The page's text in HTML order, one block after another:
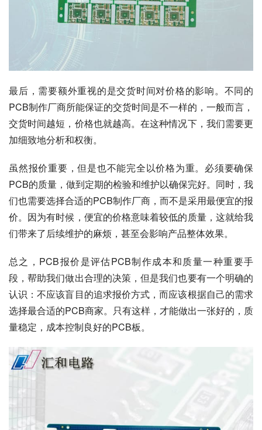
最后，需要额外重视的是交货时间对价格的影响。不同的
PCB制作厂商所能保证的交货时间是不一样的，一般而言，
交货时间越短，价格也就越高。在这种情况下，我们需要更
加细致地分析和权衡。
虽然报价重要，但是也不能完全以价格为重。必须要确保
PCB的质量，做到定期的检验和维护以确保完好。同时，我
们也需要选择合适的PCB制作厂商，而不是采用最便宜的报
价。因为有时候，便宜的价格意味着较低的质量，这就给我
们带来了后续维护的麻烦，甚至会影响产品整体效果。
总之，PCB报价是评估PCB制作成本和质量一种重要手
段，帮助我们做出合理的决策，但是我们也要有一个明确的
认识：不应该盲目的追求报价方式，而应该根据自己的需求
选择最合适的PCB商家。只有这样，才能做出一张好的，质
量稳定，成本控制良好的PCB板。